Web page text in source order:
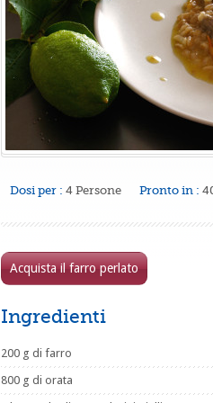
Dosi per : 4 Persone Pronto in :
Acquista il farro perlato
Ingredienti
200 g di farro
800 g di orata